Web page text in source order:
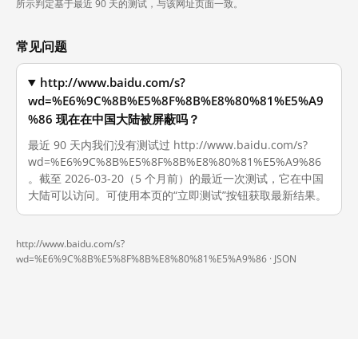
所示判定基于最近 90 天的测试，与该网址页面一致。
常见问题
http://www.baidu.com/s?
wd=%E6%9C%8B%E5%8F%8B%E8%80%81%E5%A9
%86 现在在中国大陆被屏蔽吗？
最近 90 天内我们没有测试过 http://www.baidu.com/s?
wd=%E6%9C%8B%E5%8F%8B%E8%80%81%E5%A9%86
。截至 2026-03-20（5 个月前）的最近一次测试，它在中国
大陆可以访问。可使用本页的“立即测试”按钮获取最新结果。
http://www.baidu.com/s?
wd=%E6%9C%8B%E5%8F%8B%E8%80%81%E5%A9%86 · JSON